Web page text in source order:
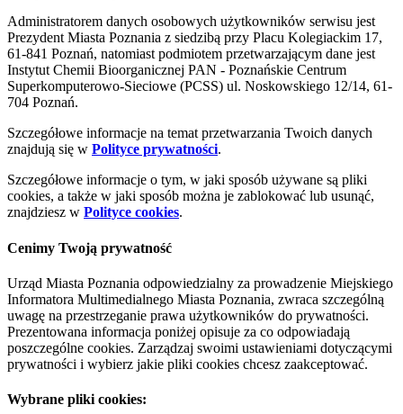
Administratorem danych osobowych użytkowników serwisu jest
Prezydent Miasta Poznania z siedzibą przy Placu Kolegiackim 17,
61-841 Poznań, natomiast podmiotem przetwarzającym dane jest
Instytut Chemii Bioorganicznej PAN - Poznańskie Centrum
Superkomputerowo-Sieciowe (PCSS) ul. Noskowskiego 12/14, 61-
704 Poznań.
Szczegółowe informacje na temat przetwarzania Twoich danych
znajdują się w Polityce prywatności.
Szczegółowe informacje o tym, w jaki sposób używane są pliki
cookies, a także w jaki sposób można je zablokować lub usunąć,
znajdziesz w Polityce cookies.
Cenimy Twoją prywatność
Urząd Miasta Poznania odpowiedzialny za prowadzenie Miejskiego
Informatora Multimedialnego Miasta Poznania, zwraca szczególną
uwagę na przestrzeganie prawa użytkowników do prywatności.
Prezentowana informacja poniżej opisuje za co odpowiadają
poszczególne cookies. Zarządzaj swoimi ustawieniami dotyczącymi
prywatności i wybierz jakie pliki cookies chcesz zaakceptować.
Wybrane pliki cookies: